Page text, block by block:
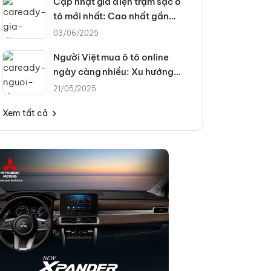
tô mới nhất: Cao nhất gần
4.300đ/kWh
03/06/2025
Người Việt mua ô tô online
ngày càng nhiều: Xu hướng
hay tất yếu?
21/05/2025
Xem tất cả